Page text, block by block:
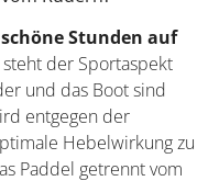
schöne Stunden auf
der Sportaspekt
und das Boot sind
entgegen der
Hebelwirkung